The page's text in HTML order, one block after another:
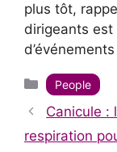
plus tôt,
dirigeants est
Catégories
People
Canicule :
respiration